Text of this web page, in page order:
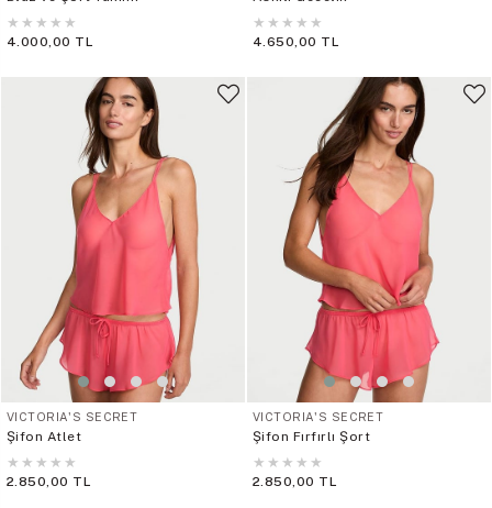
★ ★ ★ ★ ★
4.000,00 TL
★ ★ ★ ★ ★
4.650,00 TL
VICTORIA'S SECRET
Şifon Atlet
★ ★ ★ ★ ★
2.850,00 TL
VICTORIA'S SECRET
Şifon Fırfırlı Şort
★ ★ ★ ★ ★
2.850,00 TL